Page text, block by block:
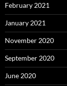
February 2021
January 2021
November 2020
September 2020
June 2020